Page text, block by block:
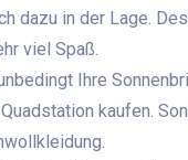
dazu in der Lage.
viel Spaß.
Ihre
kaufen.